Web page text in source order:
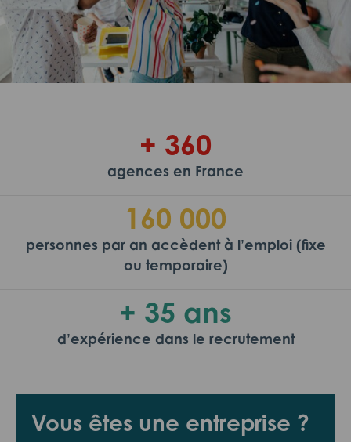
Vous êtes une entreprise ?
+ 360
agences en France
160 000
personnes par an accèdent à l’emploi (fixe
ou temporaire)
+ 35 ans
d’expérience dans le recrutement